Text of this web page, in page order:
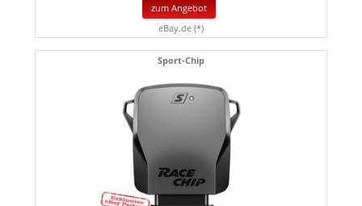
zum Angebot
eBay.de (*)
Sport-Chip